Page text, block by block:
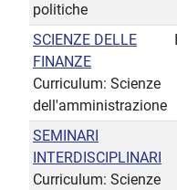
politiche
SCIENZE DELLE
FINANZE
Curriculum: Scienze
dell'amministrazione
SEMINARI
INTERDISCIPLINARI
Curriculum: Scienze